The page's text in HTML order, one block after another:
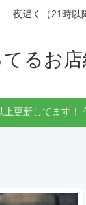
夜遅く（21時以
るお
上更新してます！